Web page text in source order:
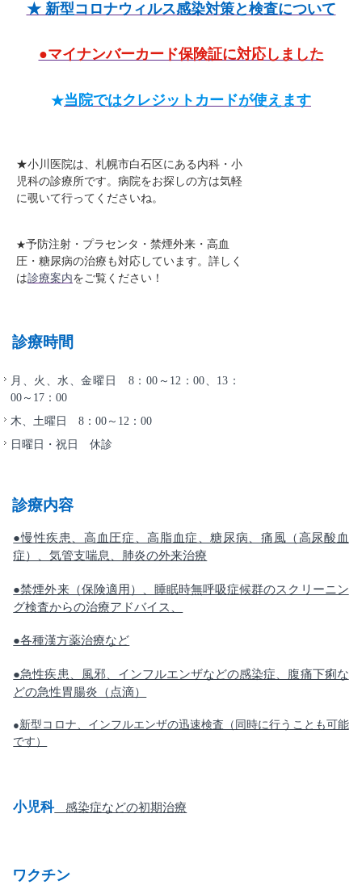
★ 新型コロナウィルス感染対策と検査について
●マイナンバーカード保険証に対応しました
★当院ではクレジットカードが使えます
★小川医院は、札幌市白石区にある内科・小
児科の診療所です。 病院をお探しの方は気軽
に覗いて行ってくださいね。
★予防注射・プラセンタ・禁煙外来・高血
圧・糖尿病の治療も対応しています。詳しく
は診療案内をご覧ください！
診療時間
月、火、水、金曜日 8：00～12：00、13：
00～17：00
木、土曜日 8：00～12：00
日曜日・祝日 休診
診療内容
●慢性疾患、高血圧症、高脂血症、糖尿病、痛風（高尿酸血
症）、気管支喘息、肺炎の外来治療
●禁煙外来（保険適用）、睡眠時無呼吸症候群のスクリーニン
グ検査からの治療アドバイス、
●各種漢方薬治療など
●急性疾患、風邪、インフルエンザなどの感染症、腹痛下痢な
どの急性胃腸炎（点滴）
●新型コロナ、インフルエンザの迅速検査（同時に行うことも可能
です）
小児科 感染症などの初期治療
ワクチン